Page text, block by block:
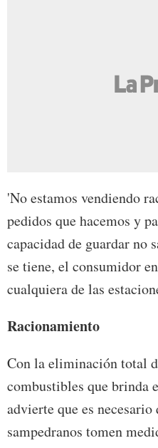
'No estamos vendiendo
pedidos que hacemos y
capacidad de guardar no
se tiene, el consumidor
cualquiera de las
Racionamiento
Con la eliminación total
combustibles que brinda
advierte que es
sampedranos tomen